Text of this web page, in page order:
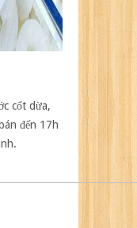
cốt dừa,
đến 17h